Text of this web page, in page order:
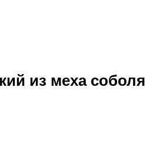
из меха соболя